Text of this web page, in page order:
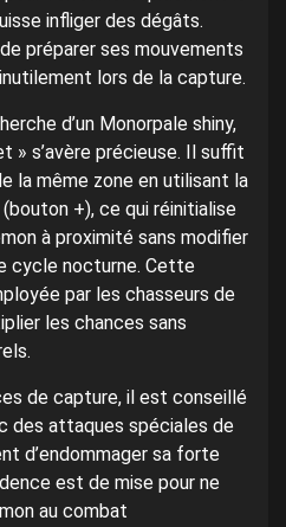
infliger des dégâts.
préparer ses mouvements
lors de la capture.
d’un Monorpale shiny,
» s’avère précieuse. Il suffit
la même zone en utilisant la
+), ce qui réinitialise
à proximité sans modifier
cycle nocturne. Cette
par les chasseurs de
les chances sans
de capture, il est conseillé
des attaques spéciales de
d’endommager sa forte
est de mise pour ne
au combat